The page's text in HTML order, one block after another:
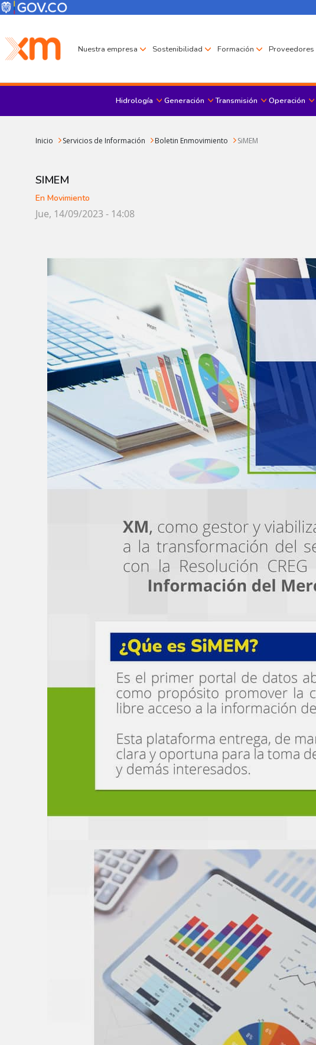
Pasar al contenido principal
Menú Corporativo
Menú de encabezado
Nuestra empresa Sostenibilidad Formación Proveedores
Hidrología Generación Transmisión Operación
Sobrescribir enlaces de ayuda a la navegación
Inicio Servicios de Información Boletin Enmovimiento SiMEM
SIMEM
En Movimiento
Jue, 14/09/2023 - 14:08